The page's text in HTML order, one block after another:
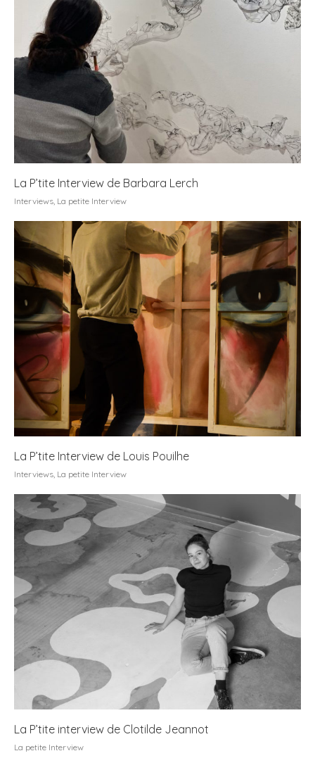
La P’tite Interview de Barbara Lerch
Interviews, La petite Interview
La P’tite Interview de Louis Pouilhe
Interviews, La petite Interview
La P’tite interview de Clotilde Jeannot
La petite Interview